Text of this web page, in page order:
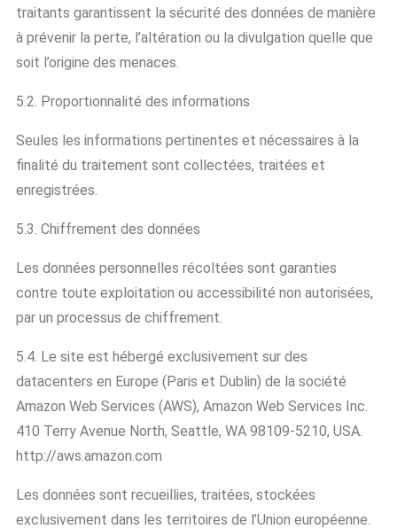
traitants garantissent la sécurité des données de manière
à prévenir la perte, l’altération ou la divulgation quelle que
soit l’origine des menaces.
5.2. Proportionnalité des informations
Seules les informations pertinentes et nécessaires à la
finalité du traitement sont collectées, traitées et
enregistrées.
5.3. Chiffrement des données
Les données personnelles récoltées sont garanties
contre toute exploitation ou accessibilité non autorisées,
par un processus de chiffrement.
5.4. Le site est hébergé exclusivement sur des
datacenters en Europe (Paris et Dublin) de la société
Amazon Web Services (AWS), Amazon Web Services Inc.
410 Terry Avenue North, Seattle, WA 98109-5210, USA.
http://aws.amazon.com
Les données sont recueillies, traitées, stockées
exclusivement dans les territoires de l’Union européenne.